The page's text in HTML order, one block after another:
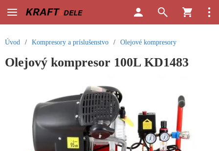
Úvod / Kompresory a príslušenstvo / Olejové kompresory
Olejový kompresor 100L KD1483